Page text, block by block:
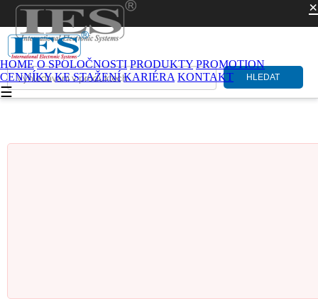
×
HOME O SPOLOČNOSTI PRODUKTY PROMOTION
CENNÍKY KE STAŽENÍ KARIÉRA KONTAKT
☰
HLEDAT